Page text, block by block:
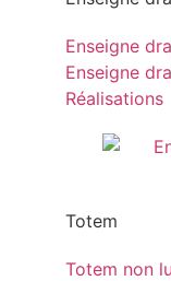
Enseigne
Enseigne
Réalisations
Totem
Totem non